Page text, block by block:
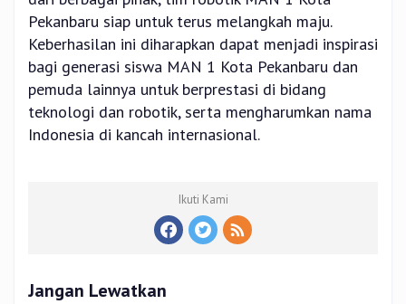
Pekanbaru siap untuk terus melangkah maju.
Keberhasilan ini diharapkan dapat menjadi inspirasi
bagi generasi siswa MAN 1 Kota Pekanbaru dan
pemuda lainnya untuk berprestasi di bidang
teknologi dan robotik, serta mengharumkan nama
Indonesia di kancah internasional.
Ikuti Kami
Jangan Lewatkan